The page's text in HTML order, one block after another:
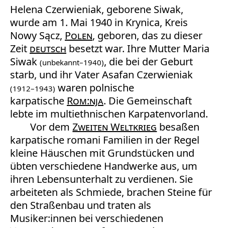
Helena Czerwieniak, geborene Siwak,
wurde am 1. Mai 1940 in Krynica, Kreis
Nowy Sącz, Polen, geboren, das zu dieser
Zeit deutsch besetzt war. Ihre Mutter Maria
Siwak (unbekannt–1940), die bei der Geburt
starb, und ihr Vater Asafan Czerwieniak
(1912–1943) waren polnische
karpatische Rom:nja. Die Gemeinschaft
lebte im multiethnischen Karpatenvorland.
Vor demZweiten Weltkrieg besaßen
karpatische romani Familien in der Regel
kleine Häuschen mit Grundstücken und
übten verschiedene Handwerke aus, um
ihren Lebensunterhalt zu verdienen. Sie
arbeiteten als Schmiede, brachen Steine für
den Straßenbau und traten als
Musiker:innen bei verschiedenen